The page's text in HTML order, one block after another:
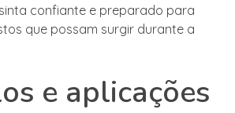
confiante e preparado para
que possam surgir durante a
e aplicações